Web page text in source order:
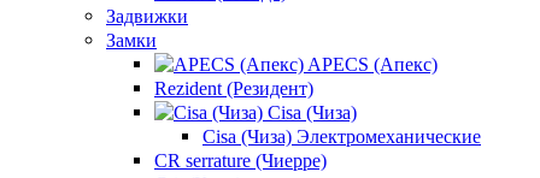
Задвижки
Замки
APECS (Апекс)
Rezident (Резидент)
Cisa (Чиза)
Cisa (Чиза) Электромеханические
CR serrature (Чиерре)